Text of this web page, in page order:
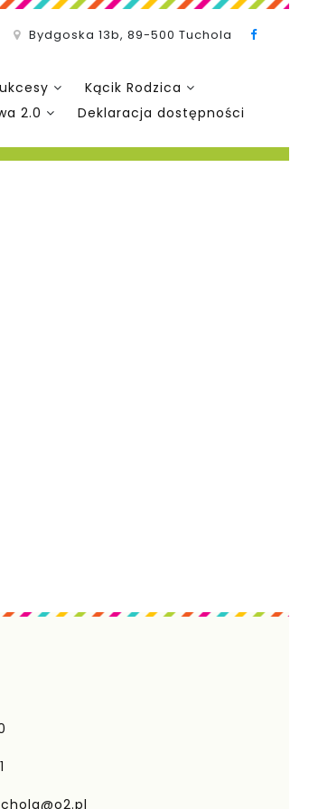
Bydgoska 13b, 89-500 Tuchola
Kącik Rodzica
2.0 Deklaracja dostępności